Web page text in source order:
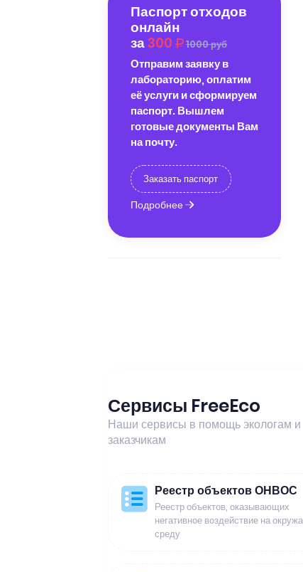
Паспорт отходов
онлайн
за300 1000 руб
Отправим заявку в
лабораторию, оплатим
её услуги и сформируем
паспорт. Вышлем
готовые документы Вам
на почту.
Заказать паспорт
Подробнее
Сервисы FreeEco
Наши сервисы в помощь экологам и
заказчикам
Реестр объектов ОНВОС
Реестр объектов, оказывающих
негативное воздействие на
среду